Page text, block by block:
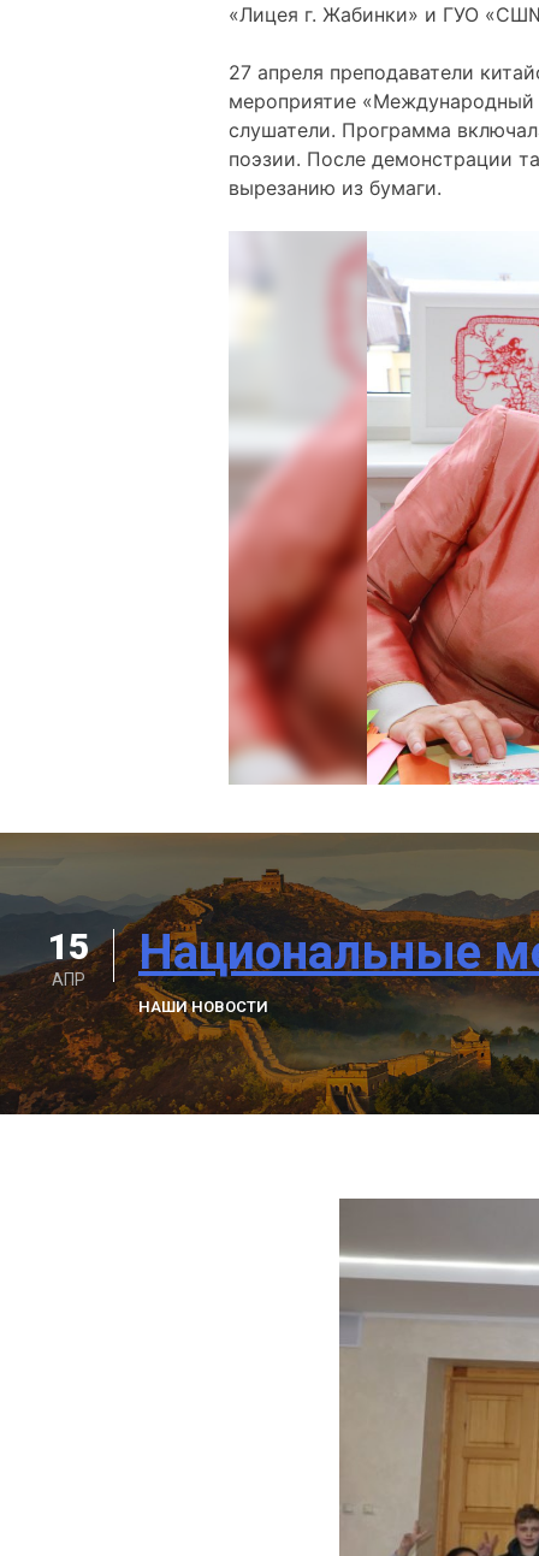
«Лицея г. Жабинки» и ГУО
27 апреля преподаватели
мероприятие «Международный
слушатели. Программа
поэзии. После демонстрации
вырезанию из бумаги.
15
АПР Национальные
НАШИ НОВОСТИ